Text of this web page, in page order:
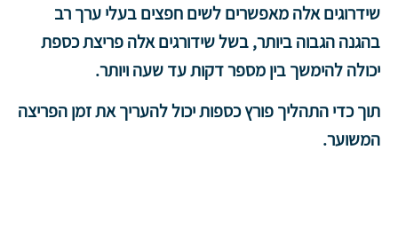
שידרוגים אלה מאפשרים לשים חפצים בעלי ערך רב
בהגנה הגבוה ביותר, בשל שידורגים אלה פריצת כספת
יכולה להימשך בין מספר דקות עד שעה ויותר.
תוך כדי התהליךפורץ כספותיכול להעריך את זמן הפריצה
המשוער.